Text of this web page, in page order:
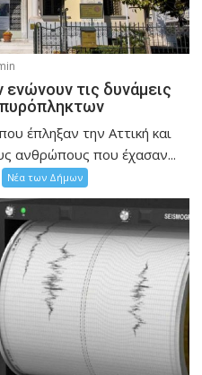
τις δυνάμεις
πυρόπληκτων
έπληξαν την Αττική και
ανθρώπους που έχασαν...
Νέα των Δήμων